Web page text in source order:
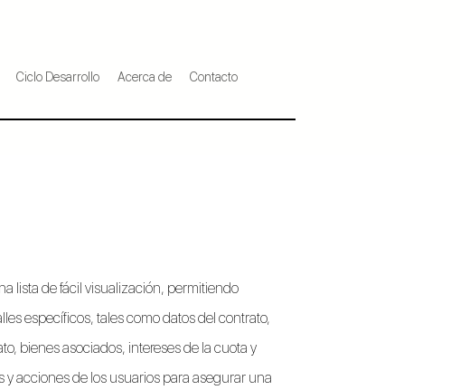
Ciclo Desarrollo Acerca de Contacto
lista de fácil visualización, permitiendo
específicos, tales como datos del contrato,
bienes asociados, intereses de la cuota y
acciones de los usuarios para asegurar una